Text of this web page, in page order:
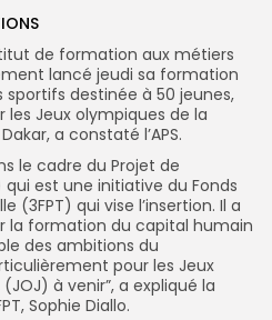
de formation aux métiers
lancé jeudi sa formation
destinée à 50 jeunes,
les Jeux olympiques de la
a constaté l’APS.
le cadre du Projet de
est une initiative du Fonds
(3FPT) qui vise l’insertion. Il a
la formation du capital humain
des ambitions du
pour les Jeux
à venir”, a expliqué la
Sophie Diallo.